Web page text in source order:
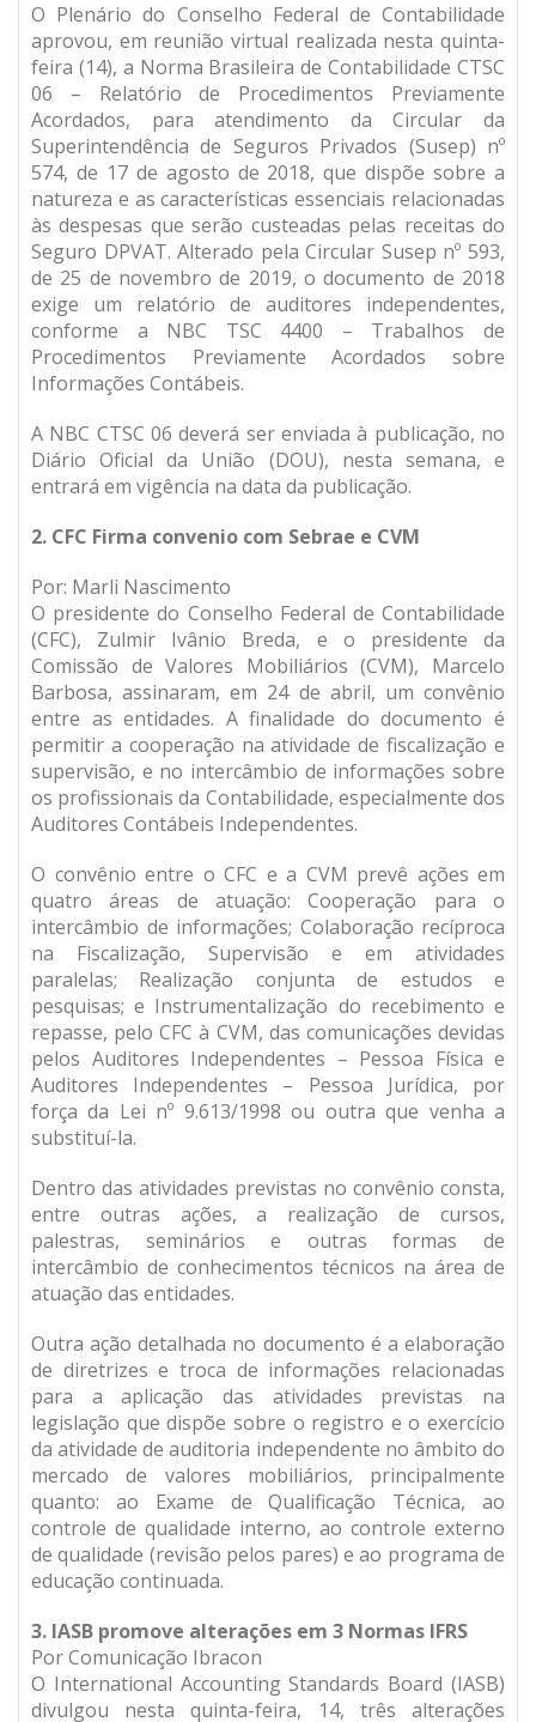
O Plenário do Conselho Federal de Contabilidade
aprovou, em reunião virtual realizada nesta quinta-
feira (14), a Norma Brasileira de Contabilidade CTSC
06 – Relatório de Procedimentos Previamente
Acordados, para atendimento da Circular da
Superintendência de Seguros Privados (Susep) nº
574, de 17 de agosto de 2018, que dispõe sobre a
natureza e as características essenciais relacionadas
às despesas que serão custeadas pelas receitas do
Seguro DPVAT. Alterado pela Circular Susep nº 593,
de 25 de novembro de 2019, o documento de 2018
exige um relatório de auditores independentes,
conforme a NBC TSC 4400 – Trabalhos de
Procedimentos Previamente Acordados sobre
Informações Contábeis.
A NBC CTSC 06 deverá ser enviada à publicação, no
Diário Oficial da União (DOU), nesta semana, e
entrará em vigência na data da publicação.
2. CFC Firma convenio com Sebrae e CVM
Por: Marli Nascimento
O presidente do Conselho Federal de Contabilidade
(CFC), Zulmir Ivânio Breda, e o presidente da
Comissão de Valores Mobiliários (CVM), Marcelo
Barbosa, assinaram, em 24 de abril, um convênio
entre as entidades. A finalidade do documento é
permitir a cooperação na atividade de fiscalização e
supervisão, e no intercâmbio de informações sobre
os profissionais da Contabilidade, especialmente dos
Auditores Contábeis Independentes.
O convênio entre o CFC e a CVM prevê ações em
quatro áreas de atuação: Cooperação para o
intercâmbio de informações; Colaboração recíproca
na Fiscalização, Supervisão e em atividades
paralelas; Realização conjunta de estudos e
pesquisas; e Instrumentalização do recebimento e
repasse, pelo CFC à CVM, das comunicações devidas
pelos Auditores Independentes – Pessoa Física e
Auditores Independentes – Pessoa Jurídica, por
força da Lei nº 9.613/1998 ou outra que venha a
substituí-la.
Dentro das atividades previstas no convênio consta,
entre outras ações, a realização de cursos,
palestras, seminários e outras formas de
intercâmbio de conhecimentos técnicos na área de
atuação das entidades.
Outra ação detalhada no documento é a elaboração
de diretrizes e troca de informações relacionadas
para a aplicação das atividades previstas na
legislação que dispõe sobre o registro e o exercício
da atividade de auditoria independente no âmbito do
mercado de valores mobiliários, principalmente
quanto: ao Exame de Qualificação Técnica, ao
controle de qualidade interno, ao controle externo
de qualidade (revisão pelos pares) e ao programa de
educação continuada.
3. IASB promove alterações em 3 Normas IFRS
Por Comunicação Ibracon
O International Accounting Standards Board (IASB)
divulgou nesta quinta-feira, 14, três alterações